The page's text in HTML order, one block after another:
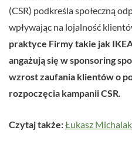
(CSR) podkreśla społeczną
wpływając na lojalność
praktyce Firmy takie jak
angażują się w sponsoring
wzrost zaufania klientów o
rozpoczęcia kampanii CSR.
Czytaj także:Łukasz Michalak